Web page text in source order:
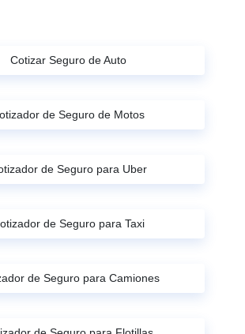
Cotizar Seguro de Auto
de Seguro de Motos
de Seguro para Uber
de Seguro para Taxi
de Seguro para Camiones